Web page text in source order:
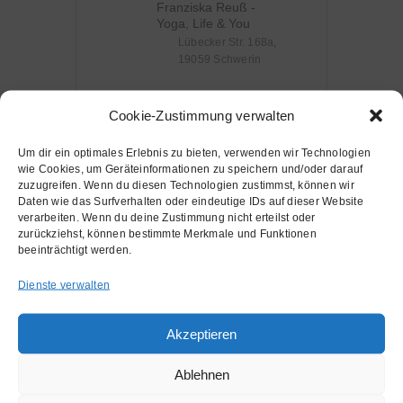
Cookie-Zustimmung verwalten
Um dir ein optimales Erlebnis zu bieten, verwenden wir Technologien
wie Cookies, um Geräteinformationen zu speichern und/oder darauf
zuzugreifen. Wenn du diesen Technologien zustimmst, können wir
Daten wie das Surfverhalten oder eindeutige IDs auf dieser Website
verarbeiten. Wenn du deine Zustimmung nicht erteilst oder
zurückziehst, können bestimmte Merkmale und Funktionen
beeinträchtigt werden.
Dienste verwalten
Akzeptieren
Ablehnen
Franziska Reuß -
Yoga, Life & You
Lübecker Str. 168a,
19059 Schwerin
VERANSTALTER
Franziska Reuß
Telefon
0151 / 53 52 93
44